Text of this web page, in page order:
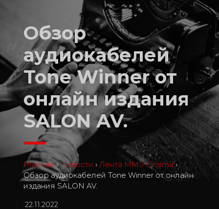
Обзор
аудиокабелей
Tone Winner от
онлайн издания
SALON AV.
Главная › Новости › Лента MMS Cinema ›
Обзор аудиокабелей Tone Winner от онлайн
издания SALON AV.
22.11.2022